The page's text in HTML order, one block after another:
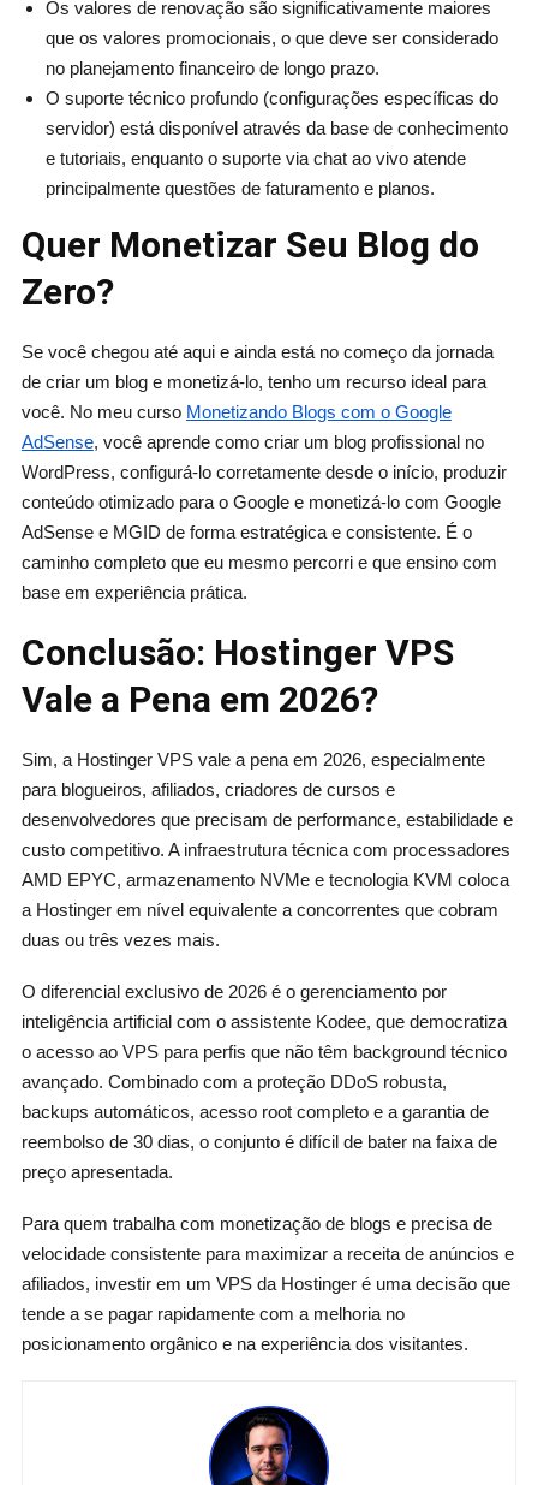
Os valores de renovação são significativamente maiores
que os valores promocionais, o que deve ser considerado
no planejamento financeiro de longo prazo.
O suporte técnico profundo (configurações específicas do
servidor) está disponível através da base de conhecimento
e tutoriais, enquanto o suporte via chat ao vivo atende
principalmente questões de faturamento e planos.
Quer Monetizar Seu Blog do
Zero?
Se você chegou até aqui e ainda está no começo da jornada
de criar um blog e monetizá-lo, tenho um recurso ideal para
você. No meu curso Monetizando Blogs com o Google
AdSense, você aprende como criar um blog profissional no
WordPress, configurá-lo corretamente desde o início, produzir
conteúdo otimizado para o Google e monetizá-lo com Google
AdSense e MGID de forma estratégica e consistente. É o
caminho completo que eu mesmo percorri e que ensino com
base em experiência prática.
Conclusão: Hostinger VPS
Vale a Pena em 2026?
Sim, a Hostinger VPS vale a pena em 2026, especialmente
para blogueiros, afiliados, criadores de cursos e
desenvolvedores que precisam de performance, estabilidade e
custo competitivo. A infraestrutura técnica com processadores
AMD EPYC, armazenamento NVMe e tecnologia KVM coloca
a Hostinger em nível equivalente a concorrentes que cobram
duas ou três vezes mais.
O diferencial exclusivo de 2026 é o gerenciamento por
inteligência artificial com o assistente Kodee, que democratiza
o acesso ao VPS para perfis que não têm background técnico
avançado. Combinado com a proteção DDoS robusta,
backups automáticos, acesso root completo e a garantia de
reembolso de 30 dias, o conjunto é difícil de bater na faixa de
preço apresentada.
Para quem trabalha com monetização de blogs e precisa de
velocidade consistente para maximizar a receita de anúncios e
afiliados, investir em um VPS da Hostinger é uma decisão que
tende a se pagar rapidamente com a melhoria no
posicionamento orgânico e na experiência dos visitantes.